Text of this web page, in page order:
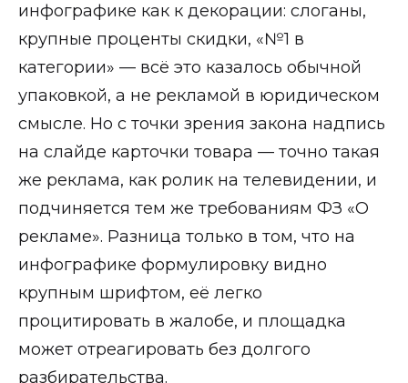
инфографике как к декорации: слоганы,
крупные проценты скидки, «№1 в
категории» — всё это казалось обычной
упаковкой, а не рекламой в юридическом
смысле. Но с точки зрения закона надпись
на слайде карточки товара — точно такая
же реклама, как ролик на телевидении, и
подчиняется тем же требованиям ФЗ «О
рекламе». Разница только в том, что на
инфографике формулировку видно
крупным шрифтом, её легко
процитировать в жалобе, и площадка
может отреагировать без долгого
разбирательства.